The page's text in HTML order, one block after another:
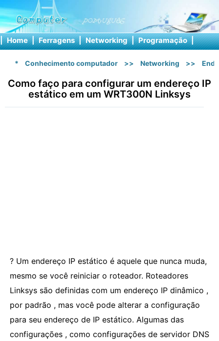
| Home | Ferragens | Networking | Programação |
* Conhecimento computador >> Networking >>
Como faço para configurar um endereço IP
estático em um WRT300N Linksys
? Um endereço IP estático é aquele que nunca muda,
mesmo se você reiniciar o roteador. Roteadores
Linksys são definidas com um endereço IP dinâmico ,
por padrão , mas você pode alterar a configuração
para seu endereço de IP estático. Algumas das
configurações , como configurações de servidor DNS